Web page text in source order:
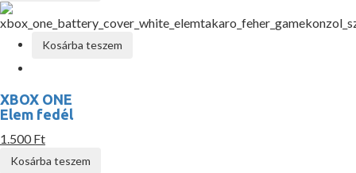
Kosárba teszem
XBOX ONE
Elem fedél
1.500 Ft
Kosárba teszem